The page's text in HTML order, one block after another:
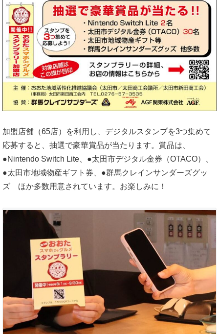
加盟店舗（65店）を利用し、デジタルスタンプを3つ集めて
応募すると、抽選で豪華賞品が当たります。賞品は、
●Nintendo Switch Lite、●太田市デジタル金券（OTACO）、
●太田市地域物産ギフト券、●群馬クレインサンダーズグッ
ズ ほか多数用意されています。お楽しみに！